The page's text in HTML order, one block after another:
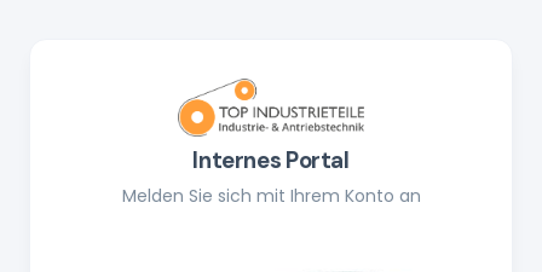
Internes Portal
Melden Sie sich mit Ihrem Konto an